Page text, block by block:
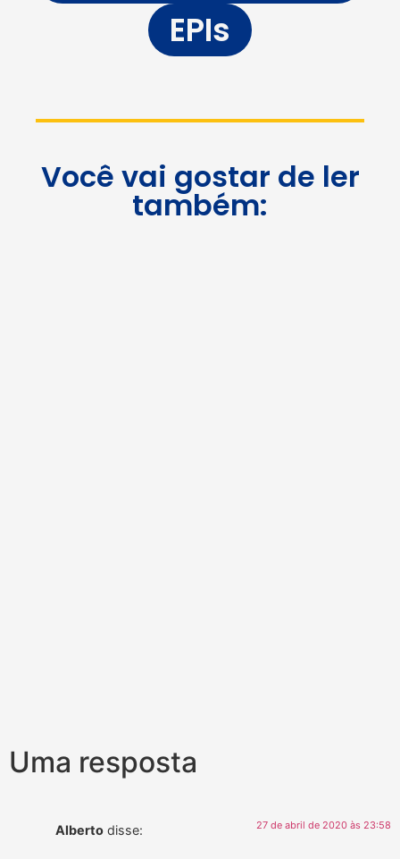
EPIs
Você vai gostar de ler
também:
Uma resposta
Alberto disse: 27 de abril de 2020 às 23:58